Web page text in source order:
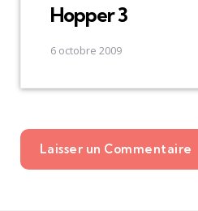
Hopper 3
6 octobre 2009
Laisser un Commentaire